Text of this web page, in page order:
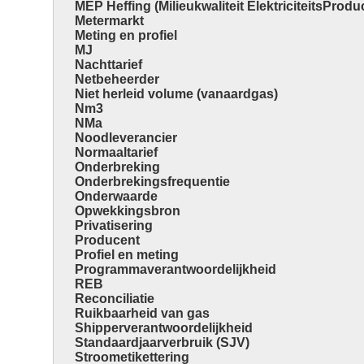
MEP Heffing (Milieukwaliteit
Metermarkt
Meting en profiel
MJ
Nachttarief
Netbeheerder
Niet herleid volume (vanaardgas)
Nm3
NMa
Noodleverancier
Normaaltarief
Onderbreking
Onderbrekingsfrequentie
Onderwaarde
Opwekkingsbron
Privatisering
Producent
Profiel en meting
Programmaverantwoordelijkheid
REB
Reconciliatie
Ruikbaarheid van gas
Shipperverantwoordelijkheid
Standaardjaarverbruik (SJV)
Stroometikettering